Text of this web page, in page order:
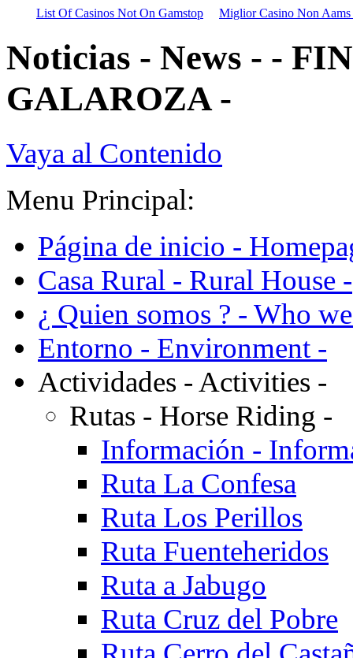
List Of Casinos Not On Gamstop Miglior Casino Non Aams
Noticias - News - -
GALAROZA -
Vaya al Contenido
Menu Principal:
Página de inicio -
Casa Rural - Rural House -
¿ Quien somos ? - Who
Entorno - Environment -
Actividades - Activities -
Rutas - Horse Riding -
Información -
Ruta La Confesa
Ruta Los Perillos
Ruta Fuenteheridos
Ruta a Jabugo
Ruta Cruz del Pobre